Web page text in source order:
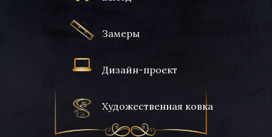
Замеры
Дизайн-проект
Художественная ковка